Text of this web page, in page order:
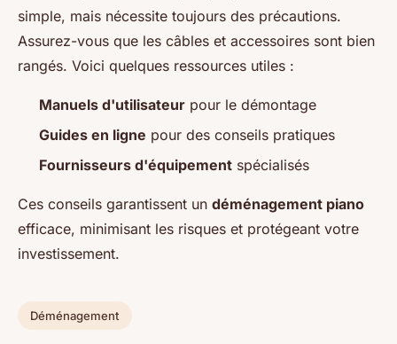
simple, mais nécessite toujours des précautions.
Assurez-vous que les câbles et accessoires sont bien
rangés. Voici quelques ressources utiles :
Manuels d'utilisateur pour le démontage
Guides en ligne pour des conseils pratiques
Fournisseurs d'équipement spécialisés
Ces conseils garantissent un déménagement piano
efficace, minimisant les risques et protégeant votre
investissement.
Déménagement